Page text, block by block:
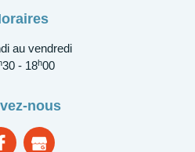
au vendredi
30 - 18h00
nous